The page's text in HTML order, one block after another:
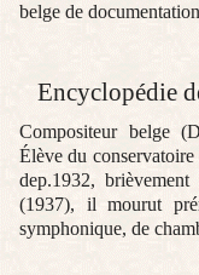
belge de
Encyclopédie
Compositeur belge
Élève du
dep.1932,
(1937), il mourut
symphonique, de